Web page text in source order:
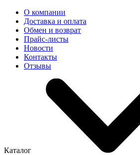
О компании
Доставка и оплата
Обмен и возврат
Прайс-листы
Новости
Контакты
Отзывы
Каталог